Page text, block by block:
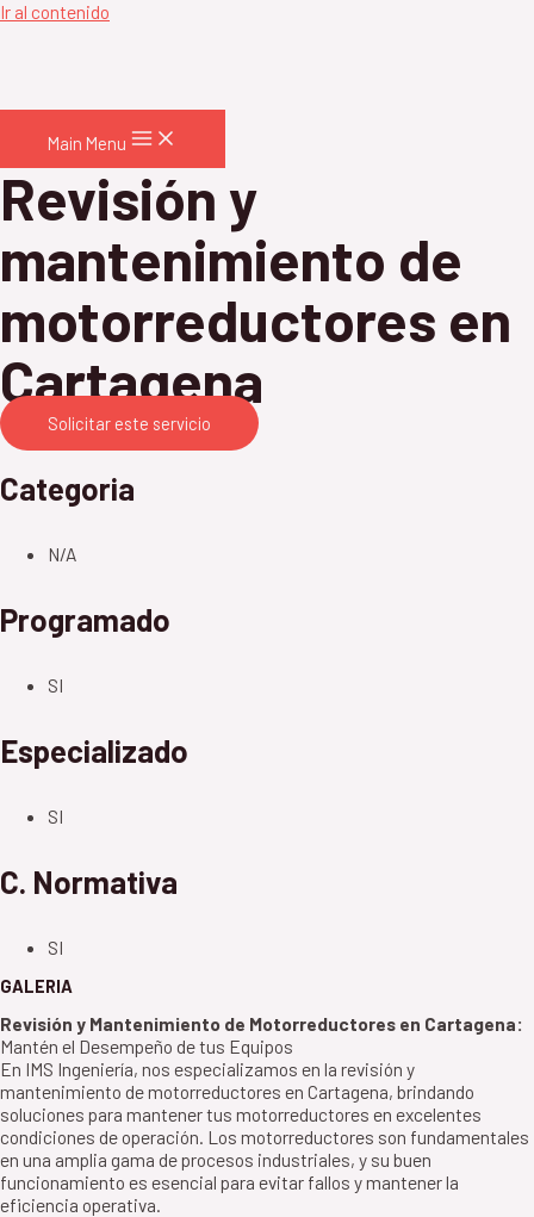
Ir al contenido
Main Menu
Revisión y
mantenimiento de
motorreductores en
Cartagena
Solicitar este servicio
Categoria
N/A
Programado
SI
Especializado
SI
C. Normativa
SI
GALERIA
Revisión y Mantenimiento de Motorreductores en Cartagena:
Mantén el Desempeño de tus Equipos
En IMS Ingeniería, nos especializamos en la revisión y
mantenimiento de motorreductores en Cartagena, brindando
soluciones para mantener tus motorreductores en excelentes
condiciones de operación. Los motorreductores son fundamentales
en una amplia gama de procesos industriales, y su buen
funcionamiento es esencial para evitar fallos y mantener la
eficiencia operativa.